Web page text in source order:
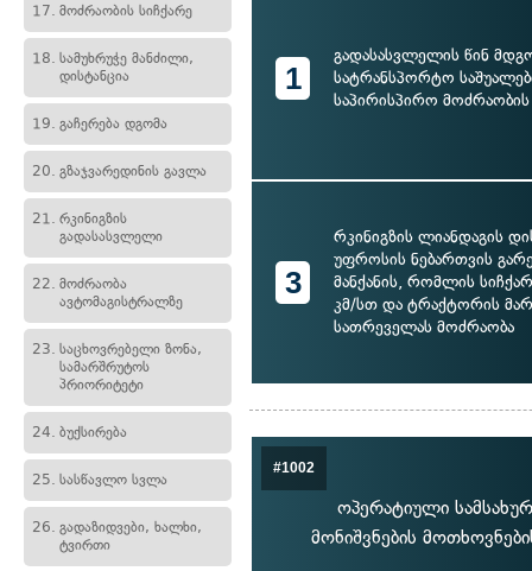
17. მოძრაობის სიჩქარე
18. სამუხრუჭე მანძილი,
დისტანცია
19. გაჩერება დგომა
20. გზაჯვარედინის გავლა
21. რკინიგზის
გადასასვლელი
22. მოძრაობა
ავტომაგისტრალზე
23. საცხოვრებელი ზონა,
სამარშრუტოს
პრიორიტეტი
24. ბუქსირება
25. სასწავლო სვლა
26. გადაზიდვები, ხალხი,
ტვირთი
1
გადასასვლელის წინ
სატრანსპორტო
საპირისპირო
3
რკინიგზის ლიანდაგის
უფროსის ნებართვის
მანქანის, რომლის
კმ/სთ და ტრაქტორის
სათრეველას მოძრაობა
#1002
ოპერატიული
მონიშვნების